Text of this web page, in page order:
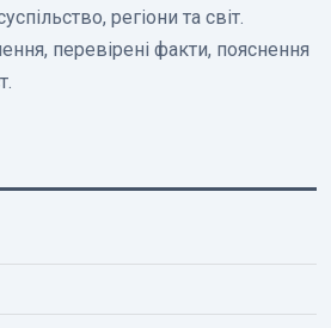
регіони та світ.
перевірені факти, пояснення